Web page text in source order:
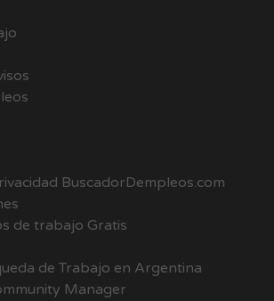
BuscadorDempleos.com
de trabajo Gratis
de Trabajo en Argentina
Manager